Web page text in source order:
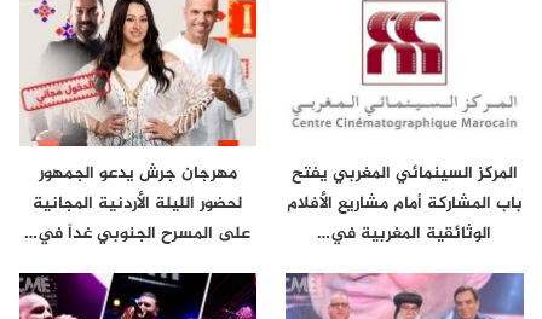
المركز السينمائي المغربي يفتح
باب المشاركة أمام مشاريع الأفلام
الوثائقية المغربية في…
مهرجان جرش يدعو الجمهور
لحضور الليلة الأردنية المجانية
على المسرح الجنوبي غداً في…